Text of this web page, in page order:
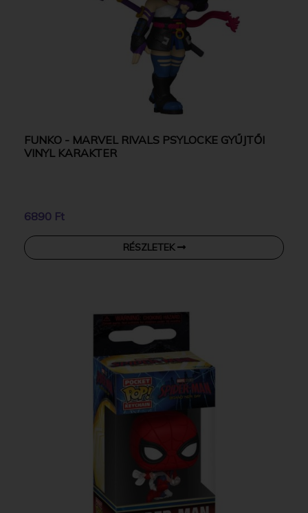
FUNKO - MARVEL RIVALS PSYLOCKE GYŰJTŐI
VINYL KARAKTER
6890 Ft
RÉSZLETEK